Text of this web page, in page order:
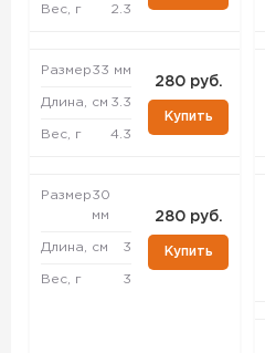
Вес, г 2.3
Размер33 мм
Длина, см 3.3
Вес, г 4.3
280 руб.
Купить
Размер30
мм
Длина, см 3
Вес, г 3
280 руб.
Купить